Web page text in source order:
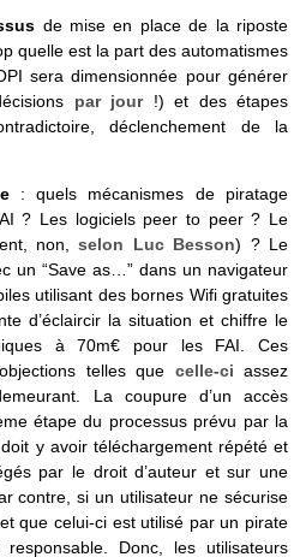
de mise en place de la riposte
quelle est la part des automatismes
sera dimensionnée pour générer
par jour
!) et des étapes
déclenchement de la
: quels mécanismes de piratage
? Les logiciels peer to peer ? Le
non,selon Luc Besson) ? Le
un “Save as…” dans un navigateur
utilisant des bornes Wifi gratuites
d’éclaircir la situation et chiffre le
à 70m€ pour les FAI. Ces
telles que celle-ci assez
La coupure d’un accès
étape du processus prévu par la
y avoir téléchargement répété et
par le droit d’auteur et sur une
contre, si un utilisateur ne sécurise
que celui-ci est utilisé par un pirate
Donc, les utilisateurs